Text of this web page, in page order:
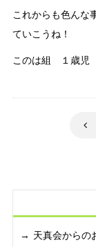
これからも色んな
ていこうね！
このは組 １歳児
天真会からの